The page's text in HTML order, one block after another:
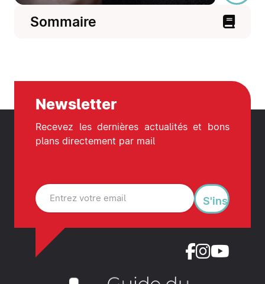
Sommaire
Newsletter
Recevez les dernières actualités et bons
plans directement par mail
S'inscrire